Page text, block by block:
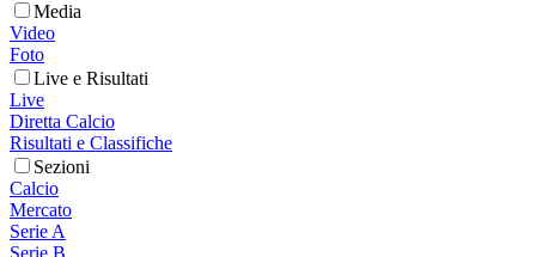
Media
Video
Foto
Live e Risultati
Live
Diretta Calcio
Risultati e Classifiche
Sezioni
Calcio
Mercato
Serie A